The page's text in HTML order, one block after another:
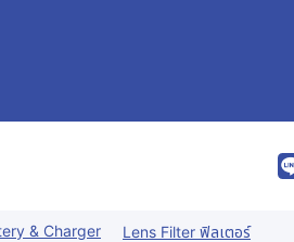
& Charger Lens Filter ฟิลเตอร์